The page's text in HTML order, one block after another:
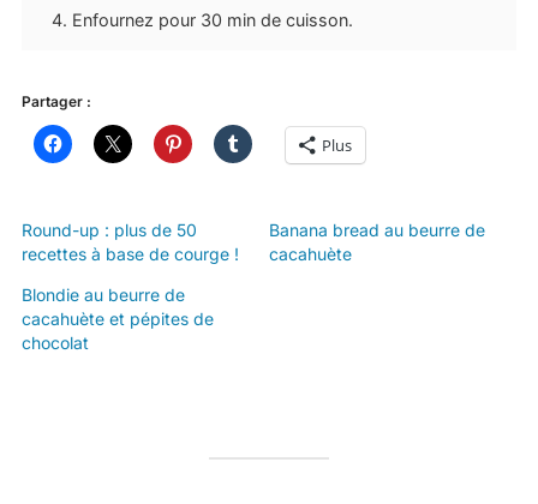
Enfournez pour 30 min de cuisson.
Partager :
Plus
Round-up : plus de 50
recettes à base de courge !
Banana bread au beurre de
cacahuète
Blondie au beurre de
cacahuète et pépites de
chocolat